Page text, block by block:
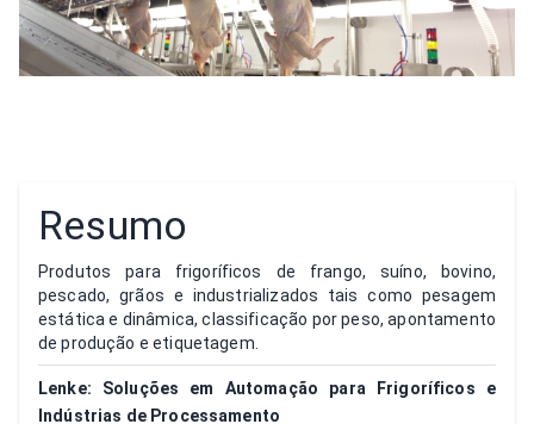
Resumo
Produtos para frigoríficos de frango, suíno, bovino,
pescado, grãos e industrializados tais como pesagem
estática e dinâmica, classificação por peso, apontamento
de produção e etiquetagem.
Lenke: Soluções em Automação para Frigoríficos e
Indústrias de Processamento